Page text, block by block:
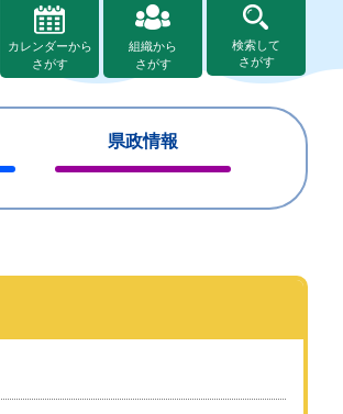
カレンダーから
さがす
組織から
さがす
検索して
さがす
県政情報
じ